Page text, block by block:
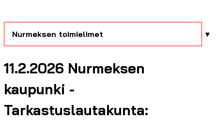
Nurmeksen toimielimet
11.2.2026 Nurmeksen
kaupunki -
Tarkastuslautakunta: